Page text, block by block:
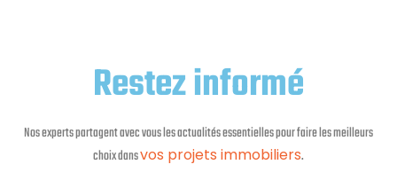
Restez informé
Nos experts partagent avec vous les actualités essentielles pour faire les meilleurs
choix dansvos projets immobiliers.